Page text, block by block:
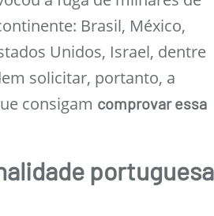
Brasil, México,
Unidos, Israel, dentre
solicitar, portanto, a
consigam comprovar essa
portuguesa